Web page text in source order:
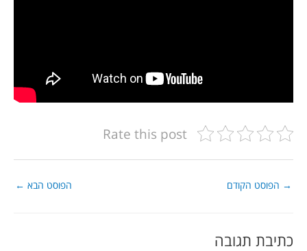
Rate this post
→ הפוסט הקודם הפוסט הבא ←
כתיבת תגובה